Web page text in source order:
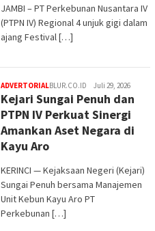
JAMBI – PT Perkebunan Nusantara IV
(PTPN IV) Regional 4 unjuk gigi dalam
ajang Festival […]
ADVERTORIALBLUR.CO.ID Juli 29, 2026
Kejari Sungai Penuh dan
PTPN IV Perkuat Sinergi
Amankan Aset Negara di
Kayu Aro
KERINCI — Kejaksaan Negeri (Kejari)
Sungai Penuh bersama Manajemen
Unit Kebun Kayu Aro PT
Perkebunan […]